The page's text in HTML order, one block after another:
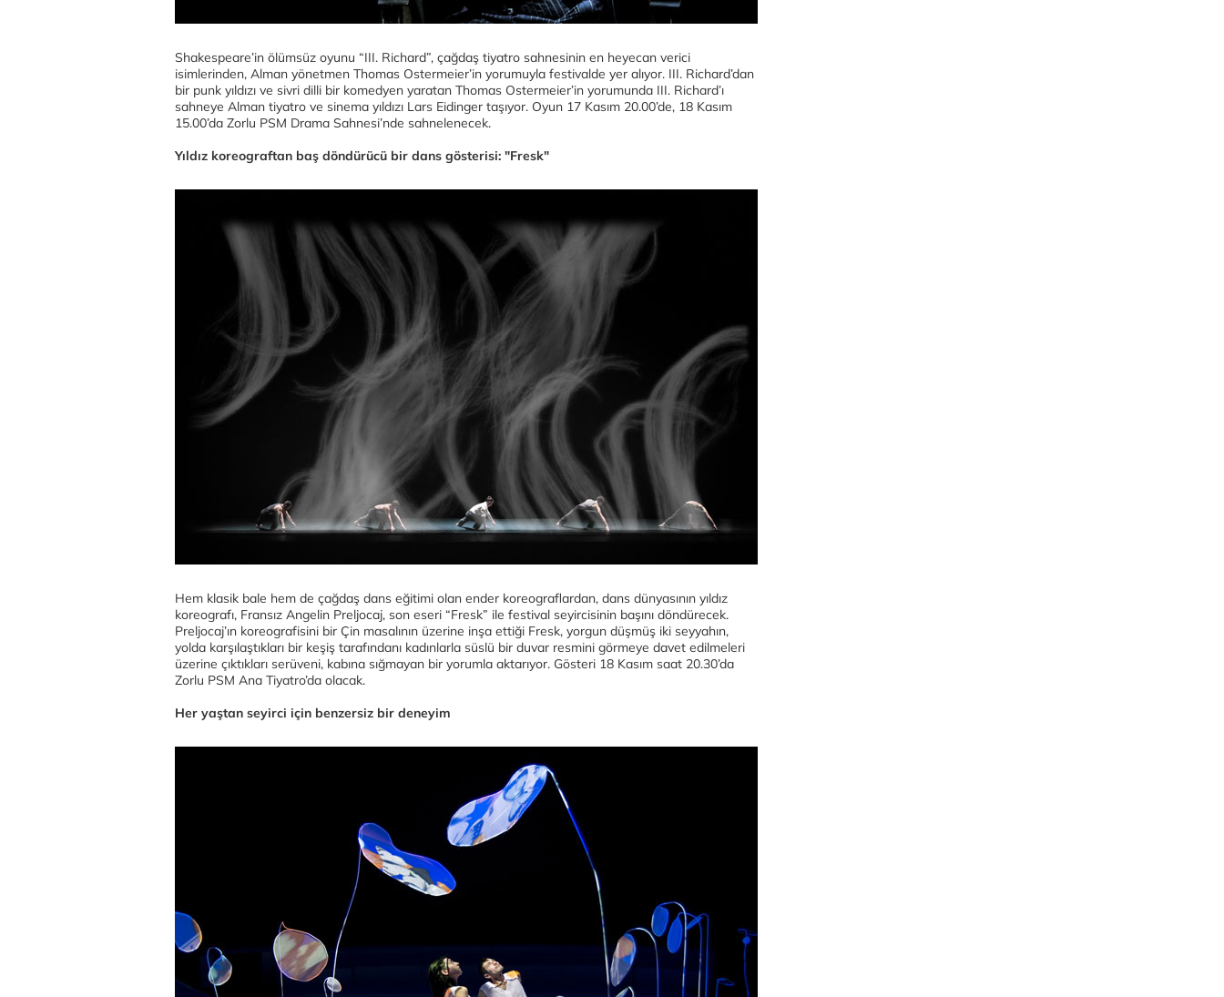
Shakespeare’in ölümsüz oyunu “III. Richard”, çağdaş tiyatro sahnesinin en heyecan verici
isimlerinden, Alman yönetmen Thomas Ostermeier’in yorumuyla festivalde yer alıyor. III. Richard’dan
bir punk yıldızı ve sivri dilli bir komedyen yaratan Thomas Ostermeier’in yorumunda III. Richard’ı
sahneye Alman tiyatro ve sinema yıldızı Lars Eidinger taşıyor. Oyun 17 Kasım 20.00’de, 18 Kasım
15.00’da Zorlu PSM Drama Sahnesi’nde sahnelenecek.
Yıldız koreograftan baş döndürücü bir dans gösterisi: "Fresk"
Hem klasik bale hem de çağdaş dans eğitimi olan ender koreograflardan, dans dünyasının yıldız
koreografı, Fransız Angelin Preljocaj, son eseri “Fresk” ile festival seyircisinin başını döndürecek.
Preljocaj’ın koreografisini bir Çin masalının üzerine inşa ettiği Fresk, yorgun düşmüş iki seyyahın,
yolda karşılaştıkları bir keşiş tarafındanı kadınlarla süslü bir duvar resmini görmeye davet edilmeleri
üzerine çıktıkları serüveni, kabına sığmayan bir yorumla aktarıyor. Gösteri 18 Kasım saat 20.30’da
Zorlu PSM Ana Tiyatro’da olacak.
Her yaştan seyirci için benzersiz bir deneyim